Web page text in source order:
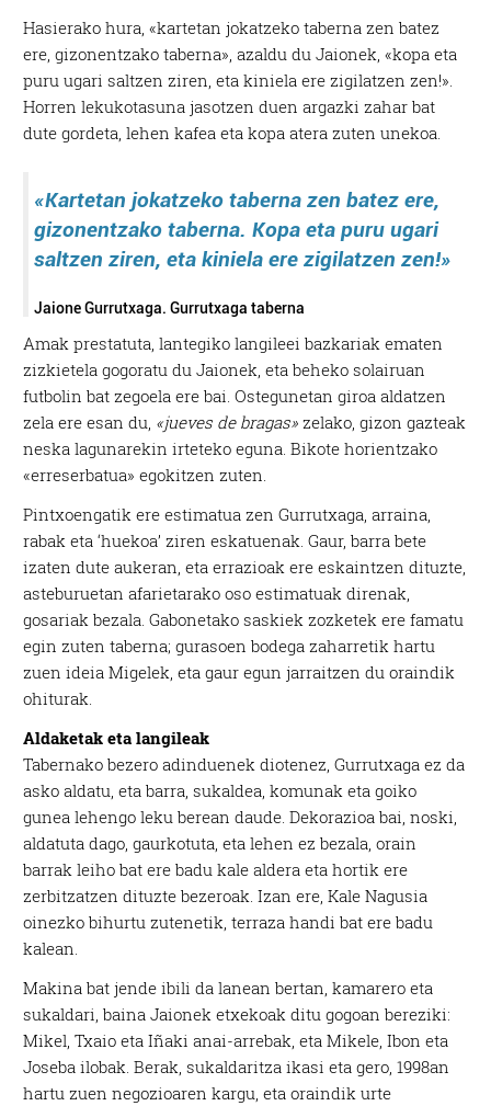
Hasierako hura, «kartetan jokatzeko taberna zen batez
ere, gizonentzako taberna», azaldu du Jaionek, «kopa eta
puru ugari saltzen ziren, eta kiniela ere zigilatzen zen!».
Horren lekukotasuna jasotzen duen argazki zahar bat
dute gordeta, lehen kafea eta kopa atera zuten unekoa.
«Kartetan jokatzeko taberna zen batez ere,
gizonentzako taberna. Kopa eta puru ugari
saltzen ziren, eta kiniela ere zigilatzen zen!»
Jaione Gurrutxaga. Gurrutxaga taberna
Amak prestatuta, lantegiko langileei bazkariak ematen
zizkietela gogoratu du Jaionek, eta beheko solairuan
futbolin bat zegoela ere bai. Ostegunetan giroa aldatzen
zela ere esan du, «jueves de bragas» zelako, gizon gazteak
neska lagunarekin irteteko eguna. Bikote horientzako
«erreserbatua» egokitzen zuten.
Pintxoengatik ere estimatua zen Gurrutxaga, arraina,
rabak eta ‘huekoa’ ziren eskatuenak. Gaur, barra bete
izaten dute aukeran, eta errazioak ere eskaintzen dituzte,
asteburuetan afarietarako oso estimatuak direnak,
gosariak bezala. Gabonetako saskiek zozketek ere famatu
egin zuten taberna; gurasoen bodega zaharretik hartu
zuen ideia Migelek, eta gaur egun jarraitzen du oraindik
ohiturak.
Aldaketak eta langileak
Tabernako bezero adinduenek diotenez, Gurrutxaga ez da
asko aldatu, eta barra, sukaldea, komunak eta goiko
gunea lehengo leku berean daude. Dekorazioa bai, noski,
aldatuta dago, gaurkotuta, eta lehen ez bezala, orain
barrak leiho bat ere badu kale aldera eta hortik ere
zerbitzatzen dituzte bezeroak. Izan ere, Kale Nagusia
oinezko bihurtu zutenetik, terraza handi bat ere badu
kalean.
Makina bat jende ibili da lanean bertan, kamarero eta
sukaldari, baina Jaionek etxekoak ditu gogoan bereziki:
Mikel, Txaio eta Iñaki anai-arrebak, eta Mikele, Ibon eta
Joseba ilobak. Berak, sukaldaritza ikasi eta gero, 1998an
hartu zuen negozioaren kargu, eta oraindik urte